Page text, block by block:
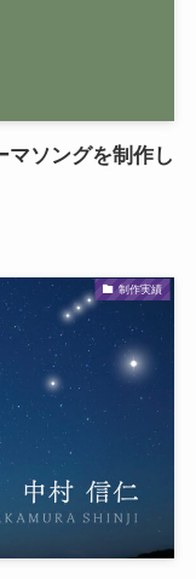
ソングを制作し
制作実績